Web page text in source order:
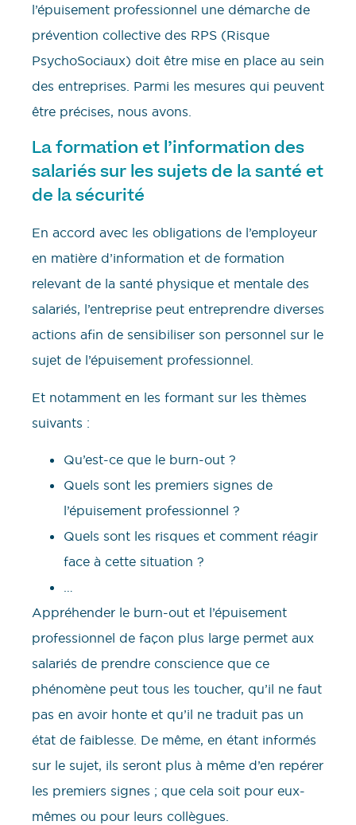
l’épuisement professionnel une démarche de
prévention collective des RPS (Risque
PsychoSociaux) doit être mise en place au sein
des entreprises. Parmi les mesures qui peuvent
être précises, nous avons.
La formation et l’information des
salariés sur les sujets de la santé et
de la sécurité
En accord avec les obligations de l’employeur
en matière d’information et de formation
relevant de la santé physique et mentale des
salariés, l’entreprise peut entreprendre diverses
actions afin de sensibiliser son personnel sur le
sujet de l’épuisement professionnel.
Et notamment en les formant sur les thèmes
suivants :
Qu’est-ce que le burn-out ?
Quels sont les premiers signes de
l’épuisement professionnel ?
Quels sont les risques et comment réagir
face à cette situation ?
…
Appréhender le burn-out et l’épuisement
professionnel de façon plus large permet aux
salariés de prendre conscience que ce
phénomène peut tous les toucher, qu’il ne faut
pas en avoir honte et qu’il ne traduit pas un
état de faiblesse. De même, en étant informés
sur le sujet, ils seront plus à même d’en repérer
les premiers signes ; que cela soit pour eux-
mêmes ou pour leurs collègues.